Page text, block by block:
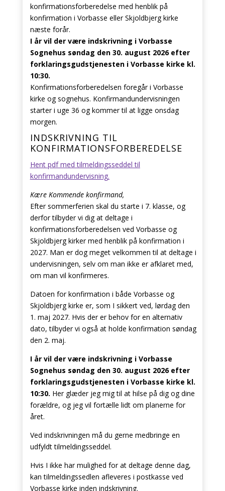
konfirmationsforberedelse med henblik på
konfirmation i Vorbasse eller Skjoldbjerg kirke
næste forår.
I år vil der være indskrivning i Vorbasse
Sognehus søndag den 30. august 2026 efter
forklaringsgudstjenesten i Vorbasse kirke kl.
10:30.
Konfirmationsforberedelsen foregår i Vorbasse
kirke og sognehus. Konfirmandundervisningen
starter i uge 36 og kommer til at ligge onsdag
morgen.
INDSKRIVNING TIL
KONFIRMATIONSFORBEREDELSE
Hent pdf med tilmeldingsseddel til
konfirmandundervisning.
Kære Kommende konfirmand,
Efter sommerferien skal du starte i 7. klasse, og
derfor tilbyder vi dig at deltage i
konfirmationsforberedelsen ved Vorbasse og
Skjoldbjerg kirker med henblik på konfirmation i
2027. Man er dog meget velkommen til at deltage i
undervisningen, selv om man ikke er afklaret med,
om man vil konfirmeres.
Datoen for konfirmation i både Vorbasse og
Skjoldbjerg kirke er, som I sikkert ved, lørdag den
1. maj 2027. Hvis der er behov for en alternativ
dato, tilbyder vi også at holde konfirmation søndag
den 2. maj.
I år vil der være indskrivning i Vorbasse
Sognehus søndag den 30. august 2026 efter
forklaringsgudstjenesten i Vorbasse kirke kl.
10:30. Her glæder jeg mig til at hilse på dig og dine
forældre, og jeg vil fortælle lidt om planerne for
året.
Ved indskrivningen må du gerne medbringe en
udfyldt tilmeldingsseddel.
Hvis I ikke har mulighed for at deltage denne dag,
kan tilmeldingssedlen afleveres i postkasse ved
Vorbasse kirke inden indskrivning.